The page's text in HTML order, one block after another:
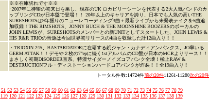
※※在庫切れです※※
･2007年に待望の初来日を果し、現在のUK ロカビリーシーンを代表する2大人気バンドのカ
ップリングCDが日本盤で登場！！ 20年以上のキャリアを誇り、日本でも人気の高いTHE
SURESHOTSは9年振りのニューレコーディング3曲＋最新ライブから未発表テイクを5曲追
加収録！THE RIMSHOTS、JONNY BUCH & THE MOONSHINE BOOZERSのボーカルの
JOHN LEWISが、SURESHOTSのメンバーとの新UNITとしてスタートした、JOHN LEWIS &
HIS R&R TRIOの音源は今回世界初リリースの4曲を収録した計12曲入り！！
・TRIOXIN 245、BASTARDATORに在籍する鋲ジャン・カナディアンパンクス、JO率いる
GERM ATTAK！！デモや２枚の7"epに続く1stアルバムのCD盤が日本のMCRよりリース！！
まさしく初期DISORDER直系、特濃サイダーノイズコアパンク全壊！極上RAW &
DESTRUCTIONフル・ディストーションハードコアパンクが炸裂！！全19曲入り！
トータル件数:14724件前の20件11261-11280次の20件
51 52 53 54 55 56 57 58 59 60 61 62 63 64 65 66 67 68 69 70 71 72 73 74 75 76 77 78 79
119 120 121 122 123 124 125 126 127 128 129 130 131 132 133 134 135 136 137 138 139